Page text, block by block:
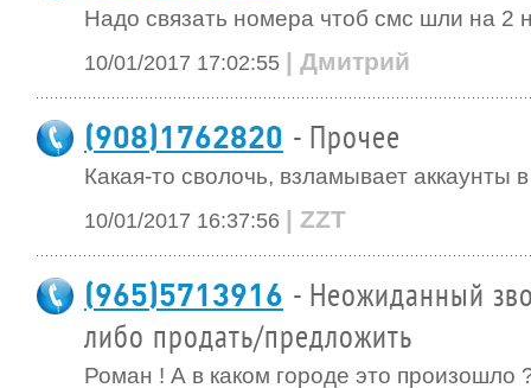
Надо связать номера чтоб смс шли на 2
10/01/2017 17:02:55 | Дмитрий
(908)1762820 - Прочее
Какая-то сволочь, взламывает аккаунты в
10/01/2017 16:37:56 | ZZT
(965)5713916 - Неожиданный
либо продать/предложить
Роман ! А в каком городе это произошло